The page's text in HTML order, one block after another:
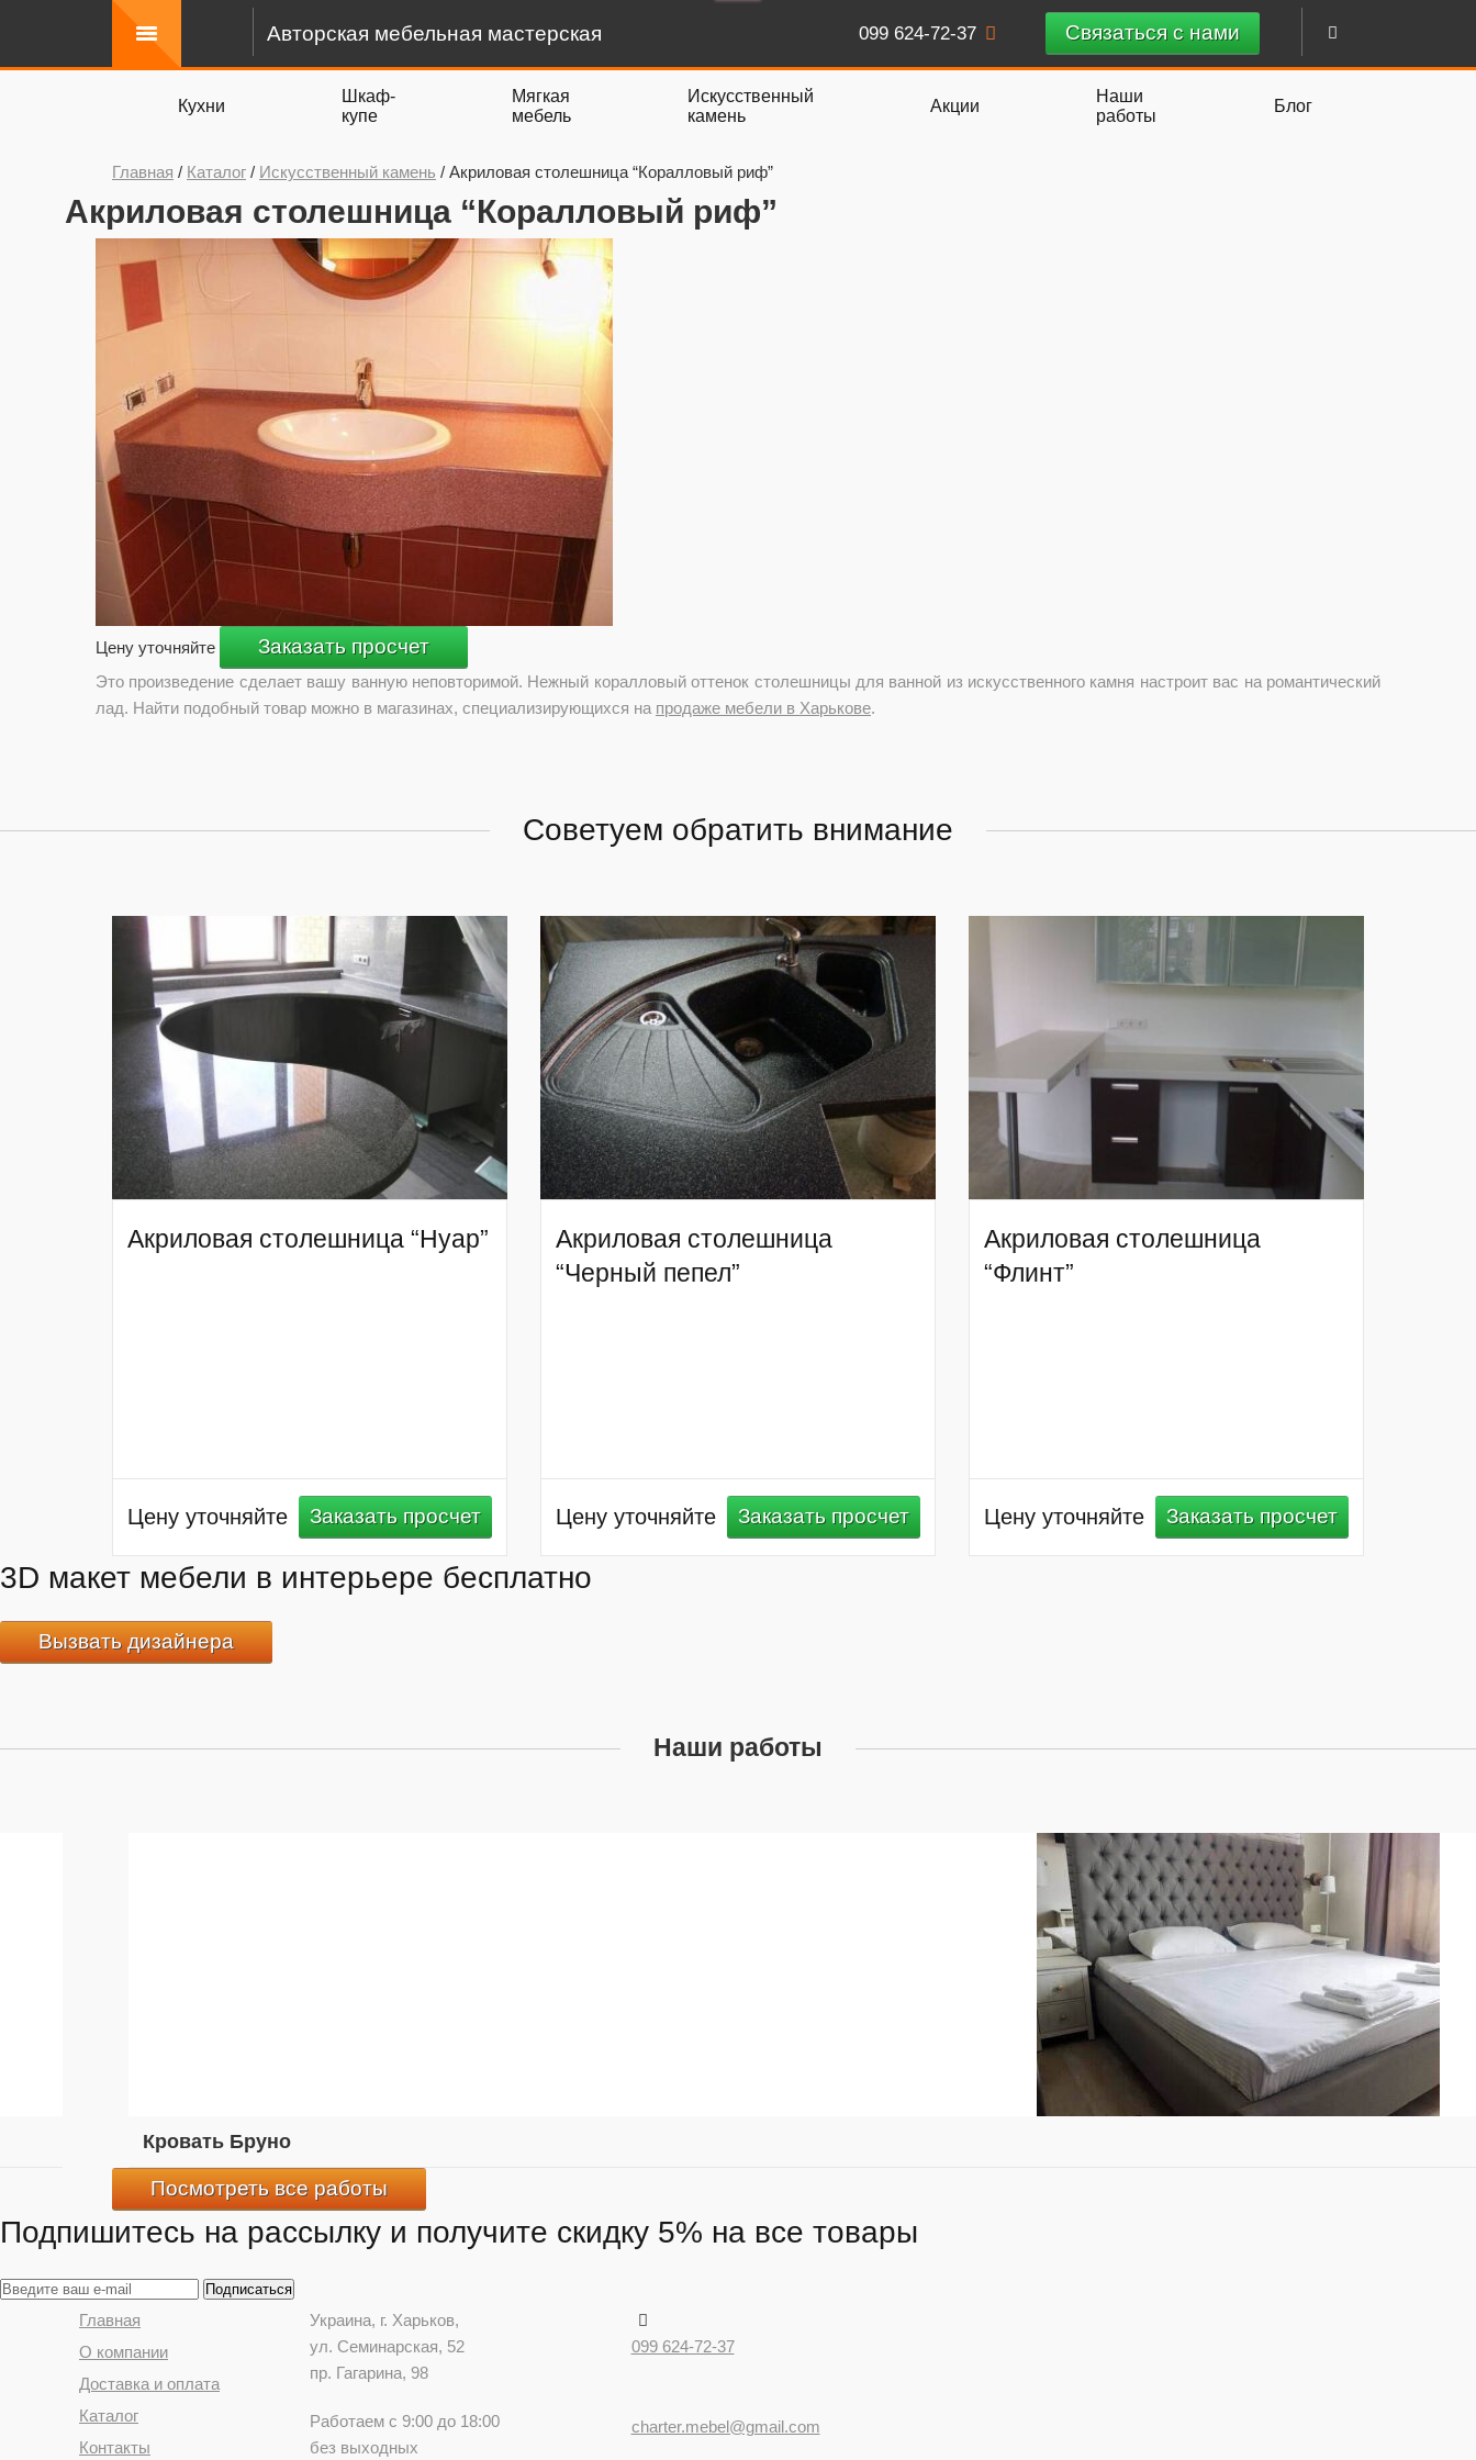
Авторская мебельная мастерская 099 624-72-37 Связаться с нами
Кухни
Шкаф-
купе
Мягкая
мебель
Искусственный
камень
Акции
Наши
работы
Блог
Главная / Каталог / Искусственный камень / Акриловая столешница “Коралловый риф”
Акриловая столешница “Коралловый риф”
Цену уточняйте Заказать просчет
Это произведение сделает вашу ванную неповторимой. Нежный коралловый оттенок столешницы для ванной из искусственного камня настроит вас на романтический
лад. Найти подобный товар можно в магазинах, специализирующихся на продаже мебели в Харькове.
Советуем обратить внимание
Акриловая столешница “Нуар”
Цену уточняйте Заказать просчет
Акриловая столешница
“Черный пепел”
Цену уточняйте Заказать просчет
Акриловая столешница
“Флинт”
Цену уточняйте Заказать просчет
3D макет мебели в интерьере бесплатно
Вызвать дизайнера
Наши работы
Кровать Бруно
Посмотреть все работы
Подпишитесь на рассылку и получите скидку 5% на все товары
Главная
О компании
Доставка и оплата
Каталог
Контакты
Украина, г. Харьков,
ул. Семинарская, 52
пр. Гагарина, 98
Работаем с 9:00 до 18:00
без выходных
099 624-72-37
charter.mebel@gmail.com